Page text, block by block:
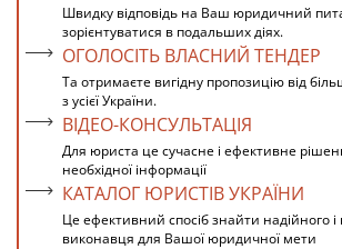
Швидку відповідь на Ваш юридичний
зорієнтуватися в подальших діях.
ОГОЛОСІТЬ ВЛАСНИЙ ТЕНДЕР
Та отримаєте вигідну пропозицію від
з усієї України.
ВІДЕО-КОНСУЛЬТАЦІЯ
Для юриста це сучасне і ефективне
необхідної інформації
КАТАЛОГ ЮРИСТІВ УКРАЇНИ
Це ефективний спосіб знайти надійного і
виконавця для Вашої юридичної мети